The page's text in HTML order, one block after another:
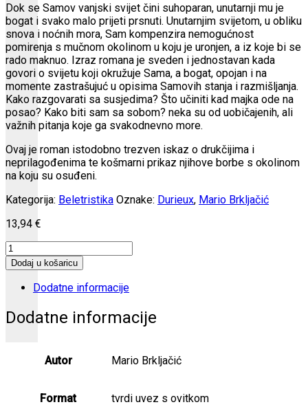
Dok se Samov vanjski svijet čini suhoparan, unutarnji mu je
bogat i svako malo prijeti prsnuti. Unutarnjim svijetom, u obliku
snova i noćnih mora, Sam kompenzira nemogućnost
pomirenja s mučnom okolinom u koju je uronjen, a iz koje bi se
rado maknuo. Izraz romana je sveden i jednostavan kada
govori o svijetu koji okružuje Sama, a bogat, opojan i na
momente zastrašujuć u opisima Samovih stanja i razmišljanja.
Kako razgovarati sa susjedima? Što učiniti kad majka ode na
posao? Kako biti sam sa sobom? neka su od uobičajenih, ali
važnih pitanja koje ga svakodnevno more.
Ovaj je roman istodobno trezven iskaz o drukčijima i
neprilagođenima te košmarni prikaz njihove borbe s okolinom
na koju su osuđeni.
Kategorija: Beletristika Oznake: Durieux, Mario Brkljačić
13,94 €
Sam
količina
Dodaj u košaricu
Dodatne informacije
Dodatne informacije
Autor Mario Brkljačić
Format tvrdi uvez s ovitkom